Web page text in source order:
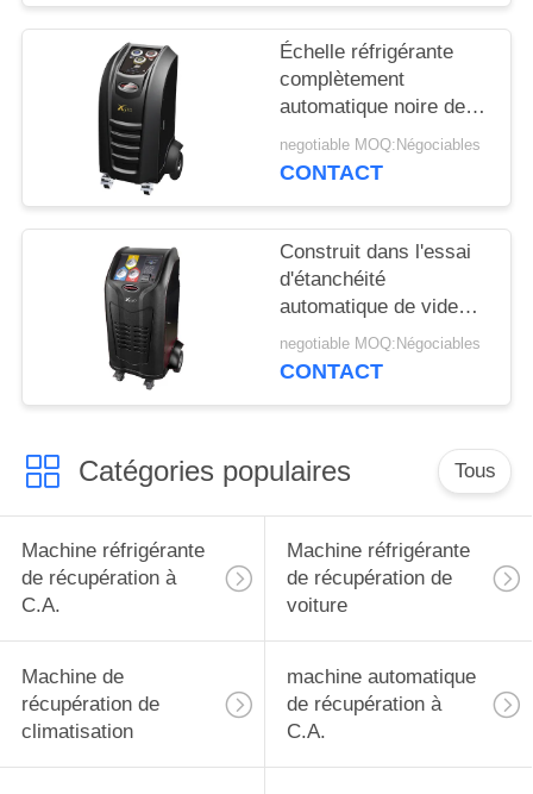
réservoir
Échelle réfrigérante
complètement
automatique noire de
Digital de drain d'huile
d'ecran couleur de
negotiable MOQ:Négociables
CONTACT
Construit dans l'essai
d'étanchéité
automatique de vide
d'injection d'huile de
Carte SD à C.A. de
de récupération
negotiable MOQ:Négociables
CONTACT
Catégories populaires Tous
Machine réfrigérante
de récupération à
C.A.
Machine réfrigérante
de récupération de
voiture
Machine de
récupération de
climatisation
machine automatique
de récupération à
C.A.